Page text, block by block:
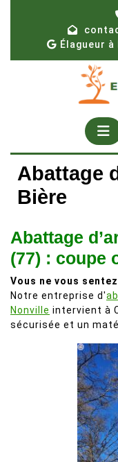
Élagueur
Abattage
Bière
Abattage
(77) : coupe
Vous ne vous
Notre entreprise d'
Nonville intervient à
sécurisée et un